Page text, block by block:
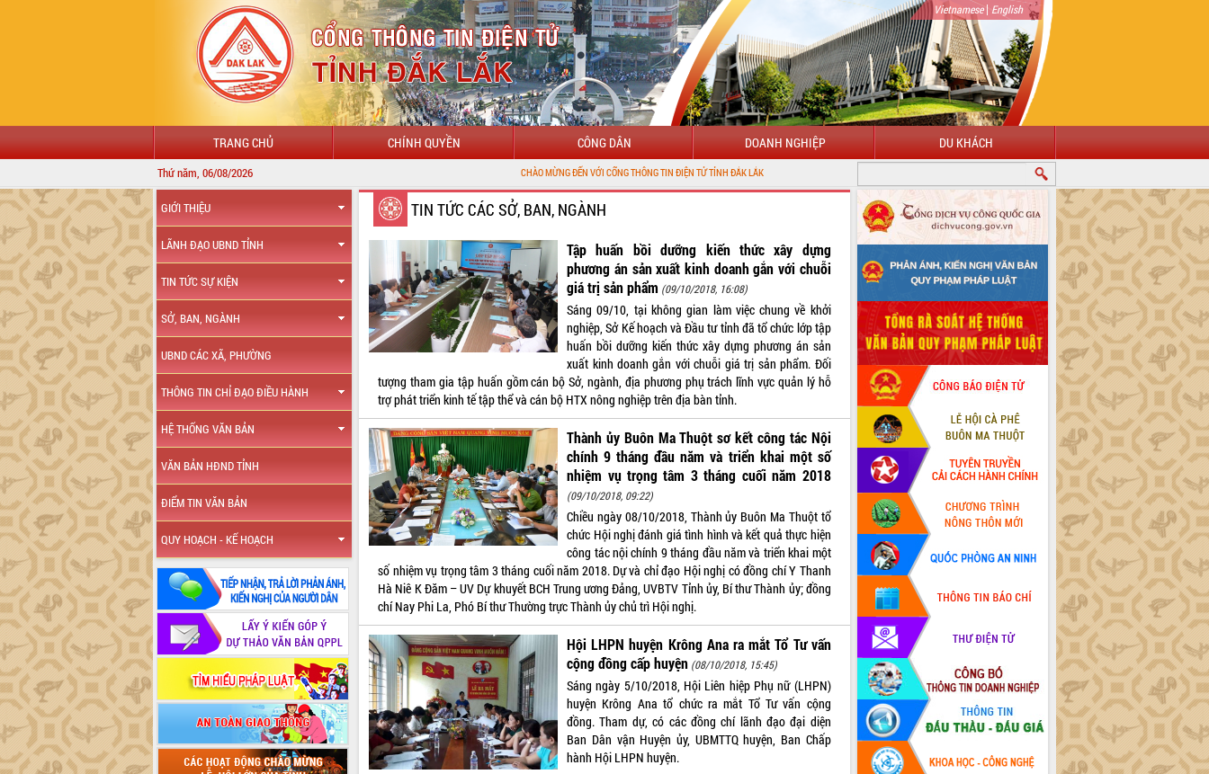
Vietnamese| English
TRANG CHỦ CHÍNH QUYỀN CÔNG DÂN DOANH NGHIỆP DU KHÁCH
Thứ năm, 06/08/2026 CHÀO MỪNG ĐẾN VỚI CỔNG THÔNG TIN ĐIỆN TỬ TỈNH ĐẮK LẮK
GIỚI THIỆU
LÃNH ĐẠO UBND TỈNH
TIN TỨC SỰ KIỆN
SỞ, BAN, NGÀNH
UBND CÁC XÃ, PHƯỜNG
THÔNG TIN CHỈ ĐẠO ĐIỀU HÀNH
HỆ THỐNG VĂN BẢN
VĂN BẢN HĐND TỈNH
ĐIỂM TIN VĂN BẢN
QUY HOẠCH - KẾ HOẠCH
TIN TỨC CÁC SỞ, BAN, NGÀNH
Tập huấn bồi dưỡng kiến thức xây dựng
phương án sản xuất kinh doanh gắn với chuỗi
giá trị sản phẩm (09/10/2018, 16:08)
Sáng 09/10, tại không gian làm việc chung về khởi
nghiệp, Sở Kế hoạch và Đầu tư tỉnh đã tổ chức lớp tập
huấn bồi dưỡng kiến thức xây dựng phương án sản
xuất kinh doanh gắn với chuỗi giá trị sản phẩm. Đối
tượng tham gia tập huấn gồm cán bộ Sở, ngành, địa phương phụ trách lĩnh vực quản lý hỗ
trợ phát triển kinh tế tập thể và cán bộ HTX nông nghiệp trên địa bàn tỉnh.
Thành ủy Buôn Ma Thuột sơ kết công tác Nội
chính 9 tháng đầu năm và triển khai một số
nhiệm vụ trọng tâm 3 tháng cuối năm 2018
(09/10/2018, 09:22)
Chiều ngày 08/10/2018, Thành ủy Buôn Ma Thuột tổ
chức Hội nghị đánh giá tình hình và kết quả thực hiện
công tác nội chính 9 tháng đầu năm và triển khai một
số nhiệm vụ trọng tâm 3 tháng cuối năm 2018. Dự và chỉ đạo Hội nghị có đồng chí Y Thanh
Hà Niê K Đăm – UV Dự khuyết BCH Trung ương Đảng, UVBTV Tỉnh ủy, Bí thư Thành ủy; đồng
chí Nay Phi La, Phó Bí thư Thường trực Thành ủy chủ trì Hội nghị.
Hội LHPN huyện Krông Ana ra mắt Tổ Tư vấn
cộng đồng cấp huyện (08/10/2018, 15:45)
Sáng ngày 5/10/2018, Hội Liên hiệp Phụ nữ (LHPN)
huyện Krông Ana tổ chức ra mắt Tổ Tư vấn cộng
đồng. Tham dự, có các đồng chí lãnh đạo đại diện
Ban Dân vận Huyện ủy, UBMTTQ huyện, Ban Chấp
hành Hội LHPN huyện.